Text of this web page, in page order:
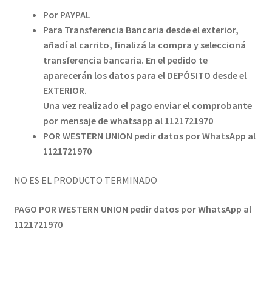
Por PAYPAL
Para Transferencia Bancaria desde el exterior,
añadí al carrito, finalizá la compra y seleccioná
transferencia bancaria. En el pedido te
aparecerán los datos para el DEPÓSITO desde el
EXTERIOR.
Una vez realizado el pago enviar el comprobante
por mensaje de whatsapp al 1121721970
POR WESTERN UNION pedir datos por WhatsApp al
1121721970
NO ES EL PRODUCTO TERMINADO
PAGO POR WESTERN UNION pedir datos por WhatsApp al
1121721970